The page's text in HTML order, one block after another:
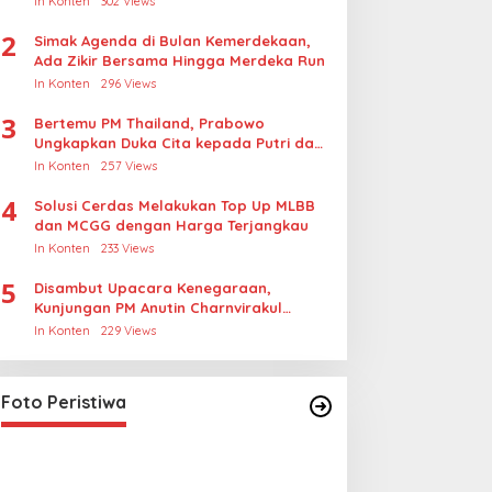
2
Simak Agenda di Bulan Kemerdekaan,
Ada Zikir Bersama Hingga Merdeka Run
In Konten 296 Views
3
Bertemu PM Thailand, Prabowo
Ungkapkan Duka Cita kepada Putri dan
Selamat Ulang Tahun ke Raja Thailand
In Konten 257 Views
4
Solusi Cerdas Melakukan Top Up MLBB
dan MCGG dengan Harga Terjangkau
In Konten 233 Views
5
Disambut Upacara Kenegaraan,
Kunjungan PM Anutin Charnvirakul
Perkuat Hubungan Indonesia-Thailand
In Konten 229 Views
Foto Peristiwa